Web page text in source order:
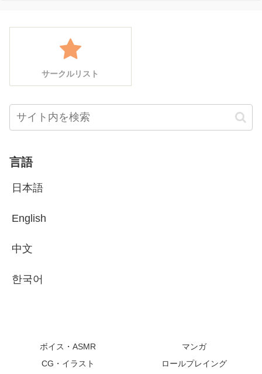
サークルリスト
言語
日本語
English
中文
한국어
ボイス・ASMR
マンガ
CG・イラスト
ロールプレイング